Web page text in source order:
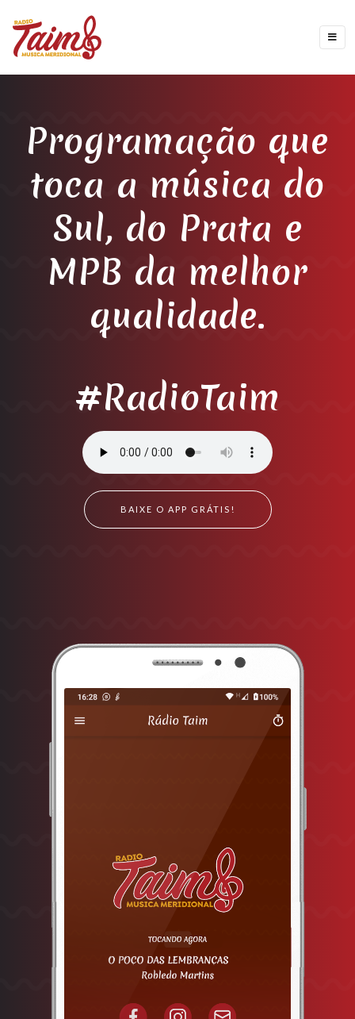
Programação que
toca a música do
Sul, do Prata e
MPB da melhor
qualidade.
#RadioTaim
BAIXE O APP GRÁTIS!